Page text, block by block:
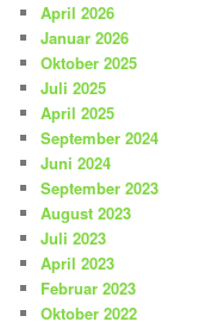
April 2026
Januar 2026
Oktober 2025
Juli 2025
April 2025
September 2024
Juni 2024
September 2023
August 2023
Juli 2023
April 2023
Februar 2023
Oktober 2022